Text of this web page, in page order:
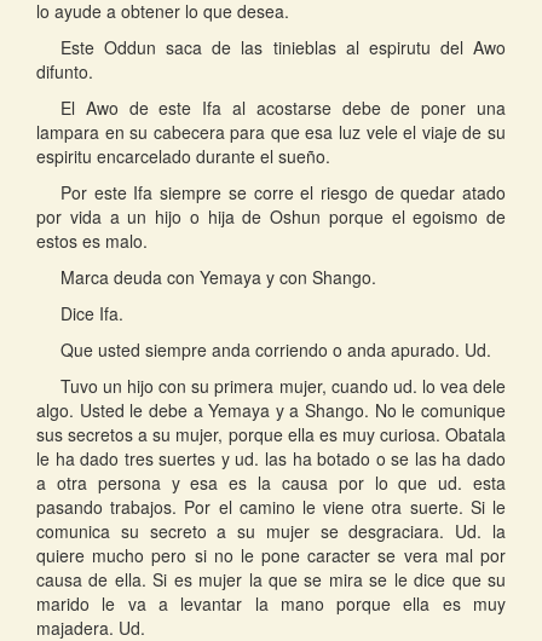
lo ayude a obtener lo que desea.
Este Oddun saca de las tinieblas al espirutu del Awo
difunto.
El Awo de este Ifa al acostarse debe de poner una
lampara en su cabecera para que esa luz vele el viaje de su
espiritu encarcelado durante el sueño.
Por este Ifa siempre se corre el riesgo de quedar atado
por vida a un hijo o hija de Oshun porque el egoismo de
estos es malo.
Marca deuda con Yemaya y con Shango.
Dice Ifa.
Que usted siempre anda corriendo o anda apurado. Ud.
Tuvo un hijo con su primera mujer, cuando ud. lo vea dele
algo. Usted le debe a Yemaya y a Shango. No le comunique
sus secretos a su mujer, porque ella es muy curiosa. Obatala
le ha dado tres suertes y ud. las ha botado o se las ha dado
a otra persona y esa es la causa por lo que ud. esta
pasando trabajos. Por el camino le viene otra suerte. Si le
comunica su secreto a su mujer se desgraciara. Ud. la
quiere mucho pero si no le pone caracter se vera mal por
causa de ella. Si es mujer la que se mira se le dice que su
marido le va a levantar la mano porque ella es muy
majadera. Ud.